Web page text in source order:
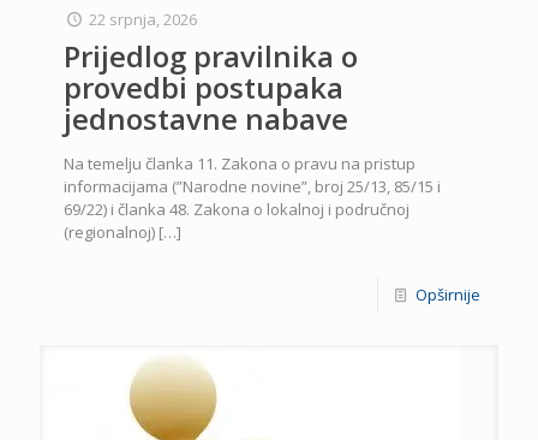
22 srpnja, 2026
Prijedlog pravilnika o
provedbi postupaka
jednostavne nabave
Na temelju članka 11. Zakona o pravu na pristup
informacijama (”Narodne novine”, broj 25/13, 85/15 i
69/22) i članka 48. Zakona o lokalnoj i područnoj
(regionalnoj) […]
Opširnije